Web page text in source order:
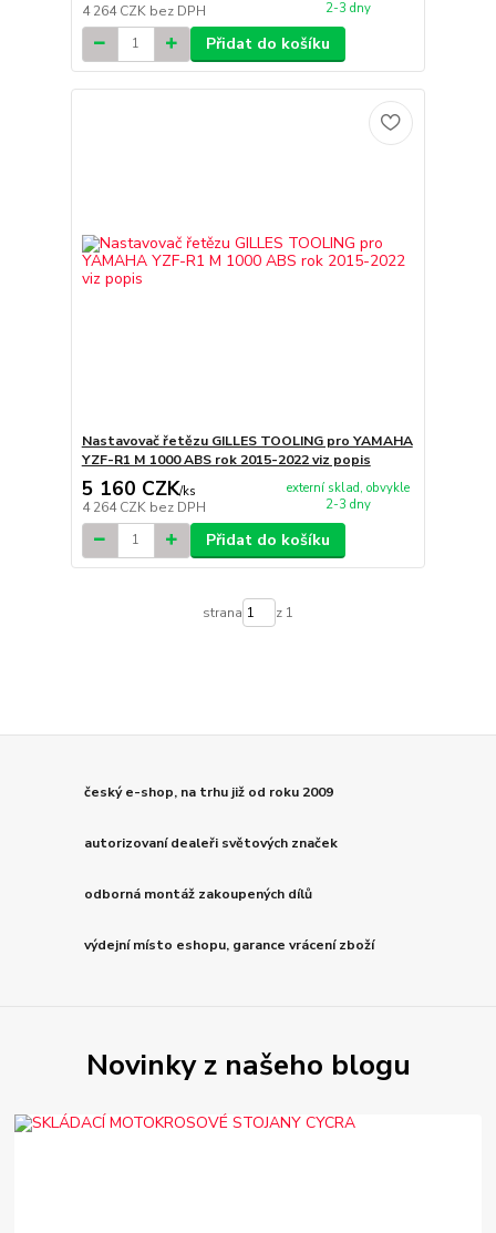
4 264 CZK bez DPH 2-3 dny
Přidat do košíku
Nastavovač řetězu GILLES TOOLING pro YAMAHA
YZF-R1 M 1000 ABS rok 2015-2022 viz popis
5 160 CZK/ks
4 264 CZK bez DPH
externí sklad, obvykle
2-3 dny
Přidat do košíku
strana z 1
český e-shop, na trhu již od roku 2009
autorizovaní dealeři světových značek
odborná montáž zakoupených dílů
výdejní místo eshopu, garance vrácení zboží
Novinky z našeho blogu